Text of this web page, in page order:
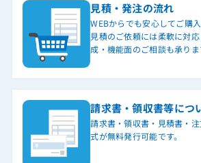
見積・発注の流れ
WEBからでも安心してご購
見積のご依頼には柔軟に対
成・機能面のご相談も承りま
請求書・領収書等につ
請求書・領収書・見積書・
式が無料発行可能です。